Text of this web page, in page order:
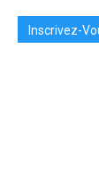
Inscrivez-